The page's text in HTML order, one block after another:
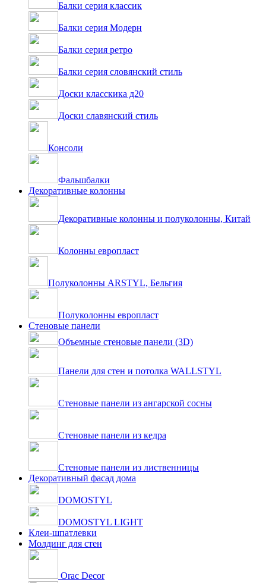
Балки серия классик
Балки серия Модерн
Балки серия ретро
Балки серия словянский стиль
Доски класскика д20
Доски славянский стиль
Консоли
Фальшбалки
Декоративные колонны
Декоративные колонны и полуколонны, Китай
Колонны европласт
Полуколонны ARSTYL, Бельгия
Полуколонны европласт
Стеновые панели
Объемные стеновые панели (3D)
Панели для стен и потолка WALLSTYL
Стеновые панели из ангарской сосны
Стеновые панели из кедра
Стеновые панели из лиственницы
Декоративный фасад дома
DOMOSTYL
DOMOSTYL LIGHT
Клеи-шпатлевки
Молдинг для стен
Orac Decor